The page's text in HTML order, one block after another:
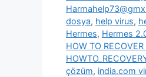
dosya, help virus,
Hermes, Hermes
HOW TO
çözüm, india.com